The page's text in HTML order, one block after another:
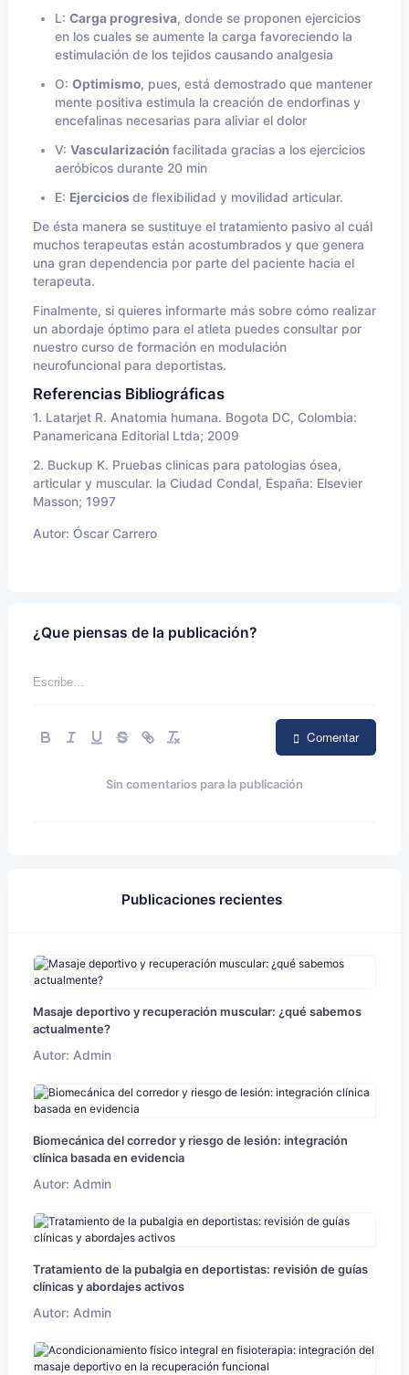
L: Carga progresiva, donde se proponen ejercicios
en los cuales se aumente la carga favoreciendo la
estimulación de los tejidos causando analgesia
O: Optimismo, pues, está demostrado que mantener
mente positiva estimula la creación de endorfinas y
encefalinas necesarias para aliviar el dolor
V: Vascularización facilitada gracias a los ejercicios
aeróbicos durante 20 min
E: Ejerciciosde flexibilidad y movilidad articular.
De ésta manera se sustituye el tratamiento pasivo al cuál
muchos terapeutas están acostumbrados y que genera
una gran dependencia por parte del paciente hacia el
terapeuta.
Finalmente, si quieres informarte más sobre cómo realizar
un abordaje óptimo para el atleta puedes consultar por
nuestro curso de formación en modulación
neurofuncional para deportistas.
Referencias Bibliográficas
1. Latarjet R. Anatomia humana. Bogota DC, Colombia:
Panamericana Editorial Ltda; 2009
2. Buckup K. Pruebas clinicas para patologias ósea,
articular y muscular. la Ciudad Condal, España: Elsevier
Masson; 1997
Autor: Óscar Carrero
¿Que piensas de la publicación?
Comentar
Sin comentarios para la publicación
Publicaciones recientes
Masaje deportivo y recuperación muscular: ¿qué sabemos
actualmente?
Autor: Admin
Biomecánica del corredor y riesgo de lesión: integración
clínica basada en evidencia
Autor: Admin
Tratamiento de la pubalgia en deportistas: revisión de guías
clínicas y abordajes activos
Autor: Admin